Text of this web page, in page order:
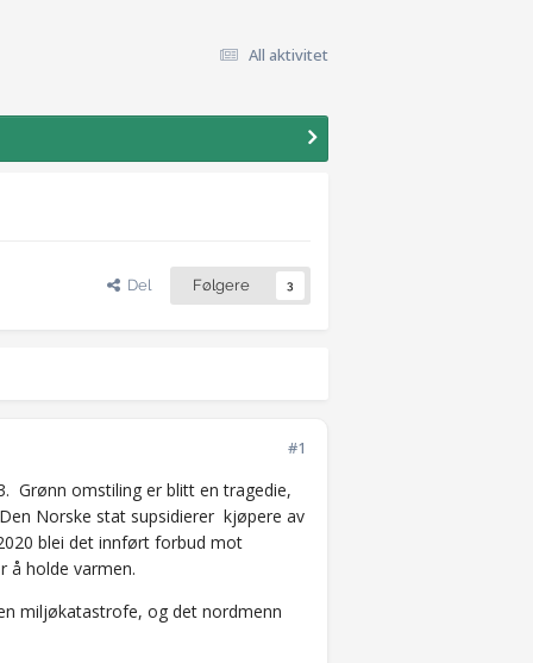
All aktivitet
Del Følgere 3
#1
Grønn omstiling er blitt en tragedie,
Norske stat supsidierer kjøpere av
blei det innført forbud mot
å holde varmen.
miljøkatastrofe, og det nordmenn